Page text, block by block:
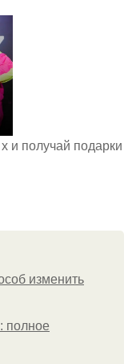
и получай подарки
изменить
полное